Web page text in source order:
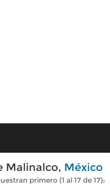
Malinalco, México
primero (1 al 17 de 17):